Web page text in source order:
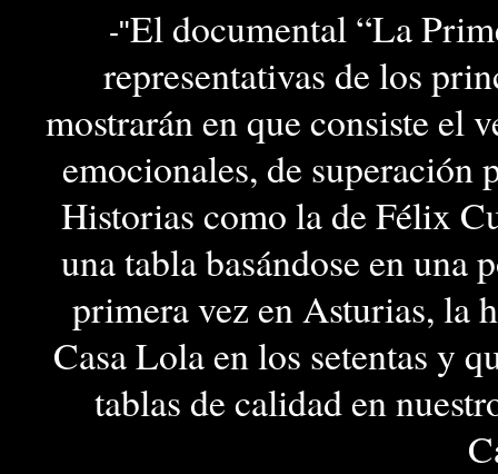
-"El documental “La
representativas de los
mostrarán en que consiste el
emocionales, de superación
Historias como la de Félix
una tabla basándose en una
primera vez en Asturias, la
Casa Lola en los setentas y
tablas de calidad en